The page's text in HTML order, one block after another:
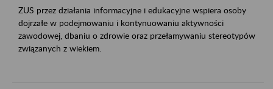
ZUS przez działania informacyjne i edukacyjne wspiera osoby
dojrzałe w podejmowaniu i kontynuowaniu aktywności
zawodowej, dbaniu o zdrowie oraz przełamywaniu stereotypów
związanych z wiekiem.